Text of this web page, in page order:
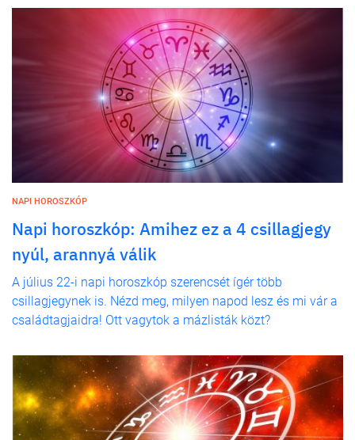
NAPI HOROSZKÓP
Napi horoszkóp: Amihez ez a 4 csillagjegy
nyúl, arannyá válik
A július 22-i napi horoszkóp szerencsét ígér több
csillagjegynek is. Nézd meg, milyen napod lesz és mi vár a
családtagjaidra! Ott vagytok a mázlisták közt?